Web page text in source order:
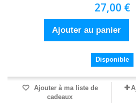
27,00 €
Ajouter au panier
Disponible
Ajouter à ma liste de
cadeaux